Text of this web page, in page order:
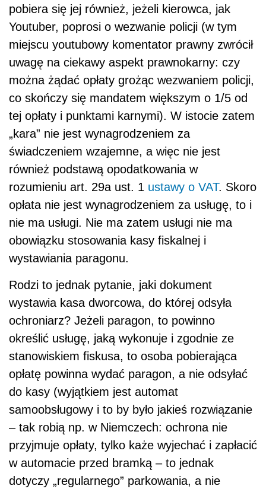
pobiera się jej również, jeżeli kierowca, jak
Youtuber, poprosi o wezwanie policji (w tym
miejscu youtubowy komentator prawny zwrócił
uwagę na ciekawy aspekt prawnokarny: czy
można żądać opłaty grożąc wezwaniem policji,
co skończy się mandatem większym o 1/5 od
tej opłaty i punktami karnymi). W istocie zatem
„kara” nie jest wynagrodzeniem za
świadczeniem wzajemne, a więc nie jest
również podstawą opodatkowania w
rozumieniu art. 29a ust. 1 ustawy o VAT. Skoro
opłata nie jest wynagrodzeniem za usługę, to i
nie ma usługi. Nie ma zatem usługi nie ma
obowiązku stosowania kasy fiskalnej i
wystawiania paragonu.
Rodzi to jednak pytanie, jaki dokument
wystawia kasa dworcowa, do której odsyła
ochroniarz? Jeżeli paragon, to powinno
określić usługę, jaką wykonuje i zgodnie ze
stanowiskiem fiskusa, to osoba pobierająca
opłatę powinna wydać paragon, a nie odsyłać
do kasy (wyjątkiem jest automat
samoobsługowy i to by było jakieś rozwiązanie
– tak robią np. w Niemczech: ochrona nie
przyjmuje opłaty, tylko każe wyjechać i zapłacić
w automacie przed bramką – to jednak
dotyczy „regularnego” parkowania, a nie